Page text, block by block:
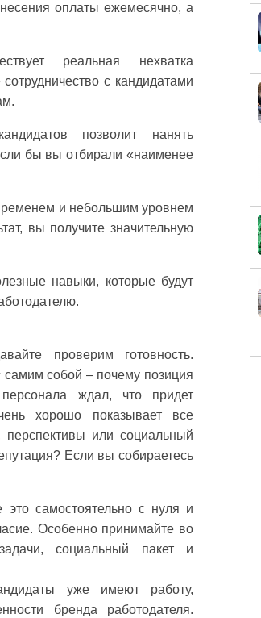
оплаты ежемесячно, а
реальная нехватка
с кандидатами
позволит нанять
бы вы отбирали «наименее
и небольшим уровнем
вы получите значительную
навыки, которые будут
проверим готовность.
собой – почему позиция
ждал, что придет
хорошо показывает все
перспективы или социальный
Если вы собираетесь
самостоятельно с нуля и
Особенно принимайте во
социальный пакет и
уже имеют работу,
бренда работодателя.